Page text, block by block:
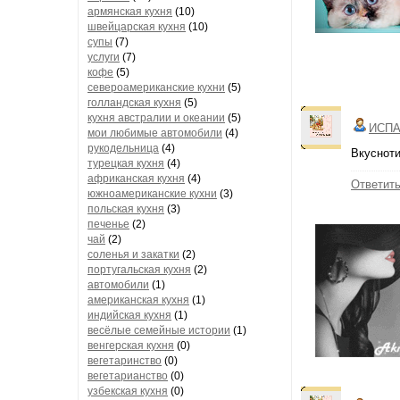
армянская кухня (10)
швейцарская кухня (10)
супы (7)
услуги (7)
кофе (5)
североамериканские кухни (5)
голландская кухня (5)
кухня австралии и океании (5)
мои любимые автомобили (4)
рукодельница (4)
турецкая кухня (4)
африканская кухня (4)
южноамериканские кухни (3)
польская кухня (3)
печенье (2)
чай (2)
соленья и закатки (2)
португальская кухня (2)
автомобили (1)
американская кухня (1)
индийская кухня (1)
весёлые семейные истории (1)
венгерская кухня (0)
вегетаринство (0)
вегетарианство (0)
узбекская кухня (0)
Ответить